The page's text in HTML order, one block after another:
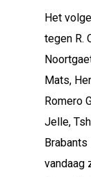
Het
tegen R.
Mats,
Romero
Jelle,
vandaag